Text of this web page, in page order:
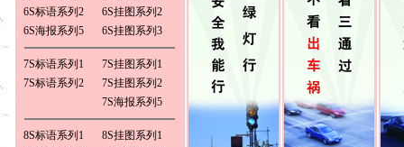
订 购 传 真：
0769-82713929
6S标语系列2
6S挂图系列2
6S海报系列5
6S挂图系列3
7S标语系列1
7S挂图系列1
7S标语系列2
7S挂图系列2
7S海报系列5
8S标语系列1
8S挂图系列1